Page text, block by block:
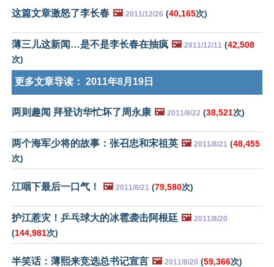
这篇文章激怒了李长春 🖼️ 2011/12/26 (40,165次)
薄三儿这新闻…是不是李长春在抽疯 🖼️ 2011/12/11 (42,508
次)
更多文章导读： 2011年8月19日
两则趣闻 拜登访华忙坏了周永康 🖼️ 2011/8/22 (38,521次)
两个海军少将的故事：张召忠和宋祖英 🖼️ 2011/8/21 (48,455
次)
江咽下最后一口气！ 🖼️ 2011/8/21 (79,580次)
护江惹灾！乒乓球大的冰雹袭击阿根廷 🖼️ 2011/8/20
(144,981次)
半笑话：薄熙来竞选总书记宣言 🖼️ 2011/8/20 (59,366次)